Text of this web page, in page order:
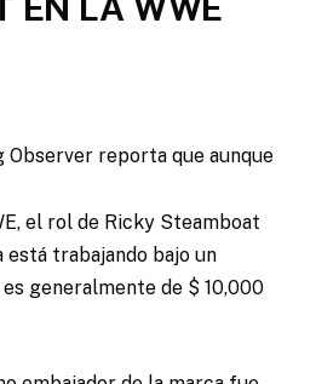
Observer reporta que aunque
el rol de Ricky Steamboat
está trabajando bajo un
generalmente de $ 10,000